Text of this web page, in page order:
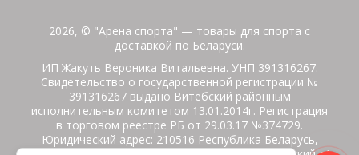
2026, © "Арена спорта" — товары для спорта с
доставкой по Беларуси.
ИП Жакуть Вероника Витальевна. УНП 391316267.
Свидетельство о государственной регистрации №
391316267 выдано Витебский районным
исполнительным комитетом 13.01.2014г. Регистрация
в торговом реестре РБ от 29.03.17 №374729.
Юридический адрес: 210516 Республика Беларусь,